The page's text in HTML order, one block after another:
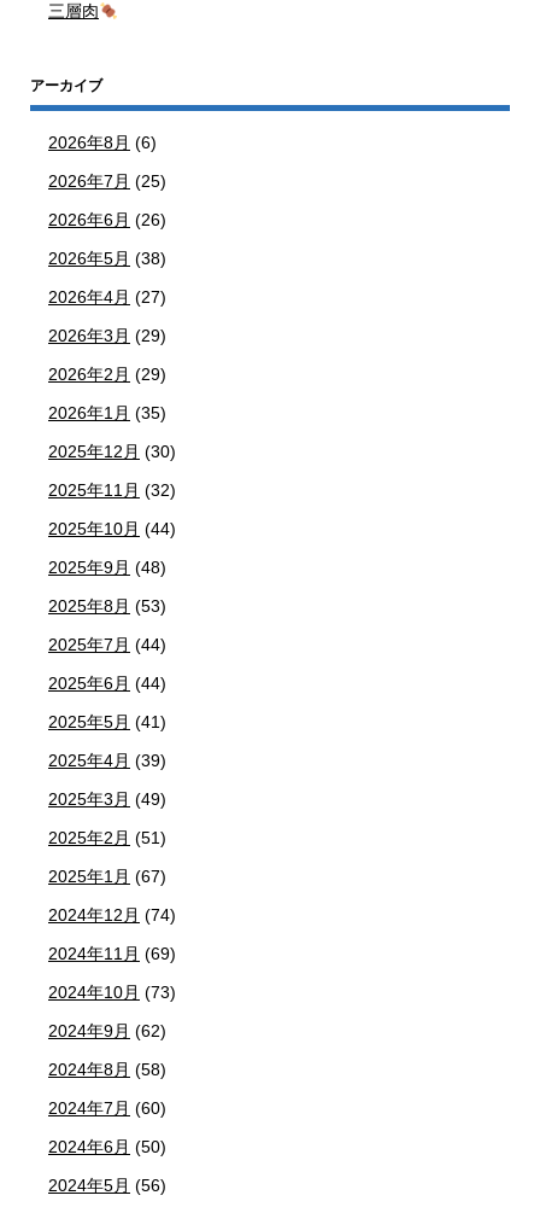
三層肉
アーカイブ
2026年8月 (6)
2026年7月 (25)
2026年6月 (26)
2026年5月 (38)
2026年4月 (27)
2026年3月 (29)
2026年2月 (29)
2026年1月 (35)
2025年12月 (30)
2025年11月 (32)
2025年10月 (44)
2025年9月 (48)
2025年8月 (53)
2025年7月 (44)
2025年6月 (44)
2025年5月 (41)
2025年4月 (39)
2025年3月 (49)
2025年2月 (51)
2025年1月 (67)
2024年12月 (74)
2024年11月 (69)
2024年10月 (73)
2024年9月 (62)
2024年8月 (58)
2024年7月 (60)
2024年6月 (50)
2024年5月 (56)